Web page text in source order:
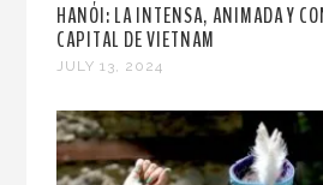
HANÓI: LA INTENSA, ANIMADA Y
CAPITAL DE VIETNAM
JULY 13, 2024